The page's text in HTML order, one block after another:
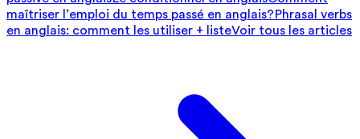
maîtriser l’emploi du temps passé en anglais?Phrasal verbs
en anglais: comment les utiliser + listeVoir tous les articles